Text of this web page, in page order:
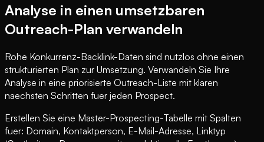
Analyse in einen umsetzbaren
Outreach-Plan verwandeln
Rohe Konkurrenz-Backlink-Daten sind nutzlos ohne einen
strukturierten Plan zur Umsetzung. Verwandeln Sie Ihre
Analyse in eine priorisierte Outreach-Liste mit klaren
naechsten Schritten fuer jeden Prospect.
Erstellen Sie eine Master-Prospecting-Tabelle mit Spalten
fuer: Domain, Kontaktperson, E-Mail-Adresse, Linktyp